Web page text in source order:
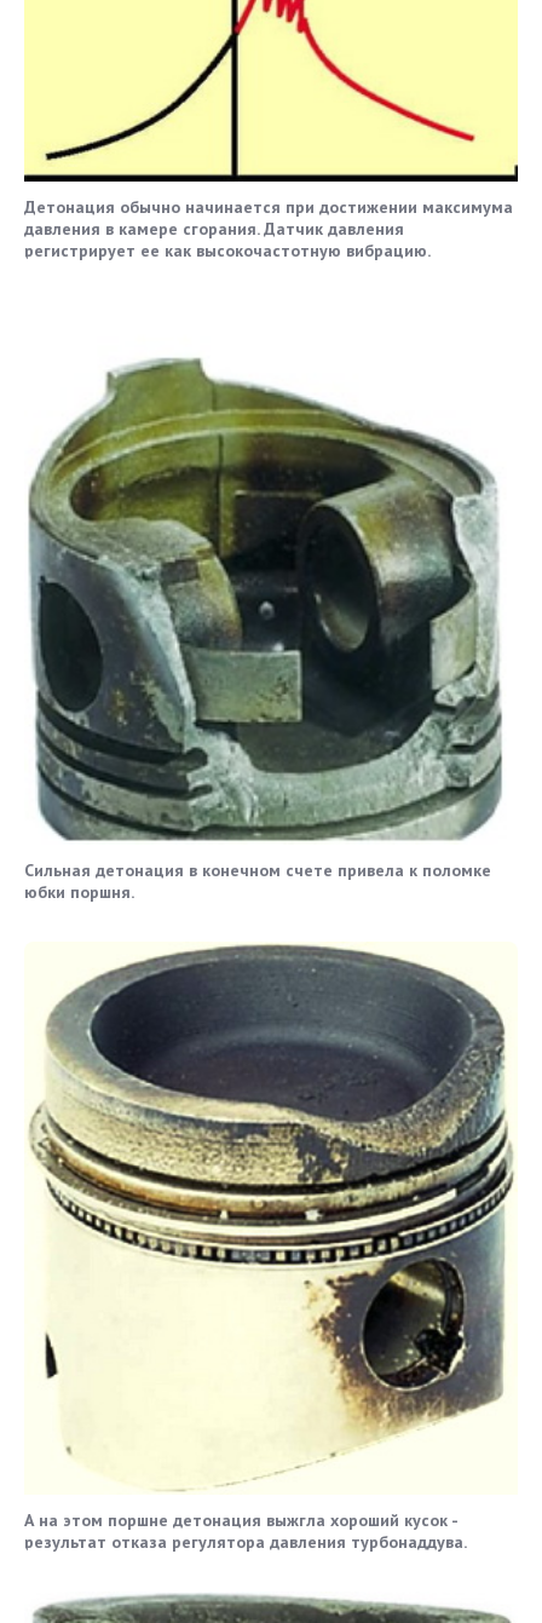
Детонация обычно начинается при достижении максимума
давления в камере сгорания. Датчик давления
регистрирует ее как высокочастотную вибрацию.
Сильная детонация в конечном счете привела к поломке
юбки поршня.
А на этом поршне детонация выжгла хороший кусок -
результат отказа регулятора давления турбонаддува.